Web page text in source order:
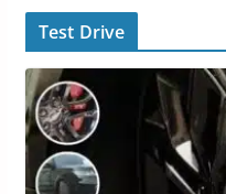
Test Drive